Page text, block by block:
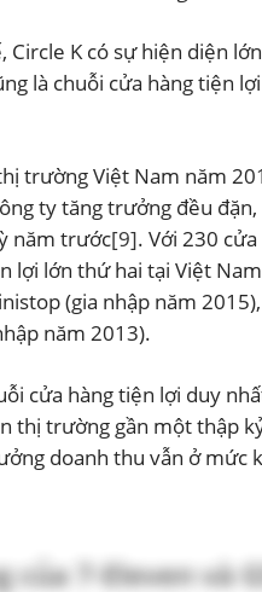
Circle K có sự hiện diện
là chuỗi cửa hàng tiện
trường Việt Nam năm
ty tăng trưởng đều
năm trước[9]. Với 230
lợi lớn thứ hai tại Việt
(gia nhập năm
năm 2013).
cửa hàng tiện lợi duy
thị trường gần một thập
doanh thu vẫn ở mức
7-Eleven và